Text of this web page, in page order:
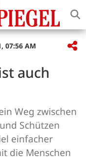
07:56 AM
auch
Weg zwischen
Schützen
einfacher
die Menschen